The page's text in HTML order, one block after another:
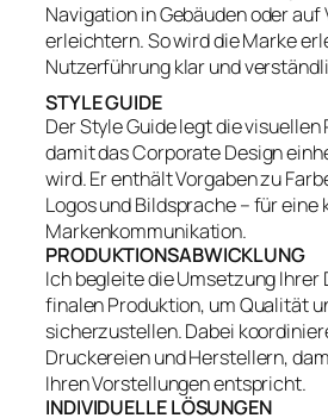
Navigation in Gebäuden oder
erleichtern. So wird die Marke
Nutzerführung klar und
STYLE GUIDE
Der Style Guide legt die
damit das Corporate Design
wird. Er enthält Vorgaben zu
Logos und Bildsprache – für eine
Markenkommunikation.
PRODUKTIONSABWICKLUNG
Ich begleite die Umsetzung Ihrer
finalen Produktion, um Qualität
sicherzustellen. Dabei
Druckereien und Herstellern,
Ihren Vorstellungen entspricht.
INDIVIDUELLE LÖSUNGEN